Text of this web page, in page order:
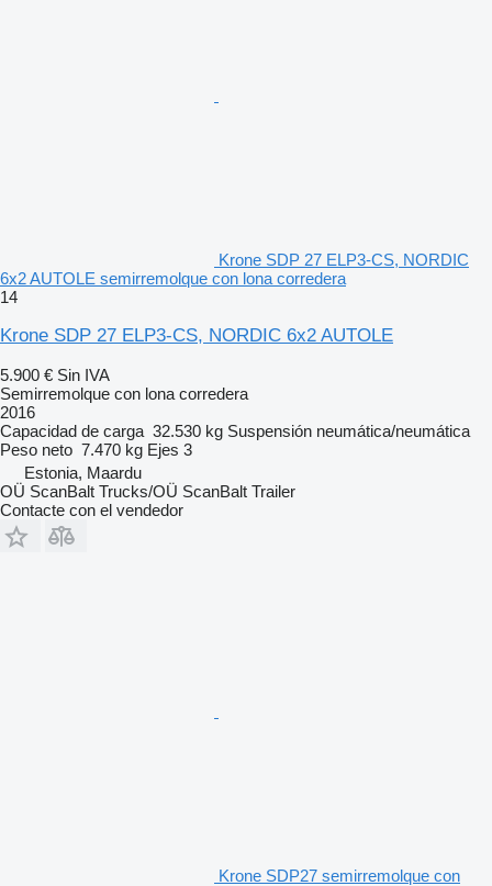
Krone SDP 27 ELP3-CS, NORDIC
6x2 AUTOLE semirremolque con lona corredera
14
Krone SDP 27 ELP3-CS, NORDIC 6x2 AUTOLE
5.900 € Sin IVA
Semirremolque con lona corredera
2016
Capacidad de carga 32.530 kg Suspensión neumática/neumática
Peso neto 7.470 kg Ejes 3
Estonia, Maardu
OÜ ScanBalt Trucks/OÜ ScanBalt Trailer
Contacte con el vendedor
Krone SDP27 semirremolque con